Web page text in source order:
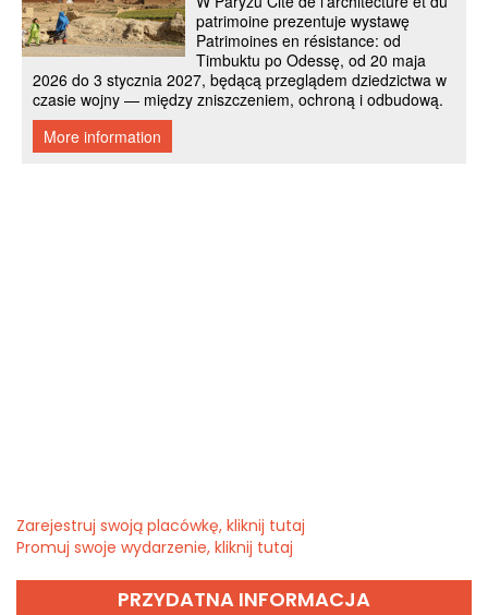
Zarejestruj swoją placówkę, kliknij tutaj
Promuj swoje wydarzenie, kliknij tutaj
PRZYDATNA INFORMACJA